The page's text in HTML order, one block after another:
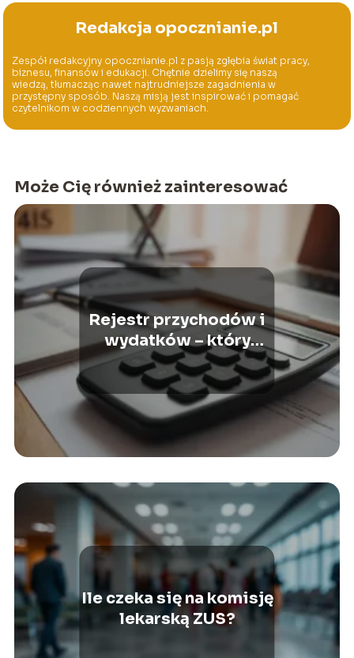
Redakcja opocznianie.pl
Zespół redakcyjny opocznianie.pl z pasją zgłębia świat pracy,
biznesu, finansów i edukacji. Chętnie dzielimy się naszą
wiedzą, tłumacząc nawet najtrudniejsze zagadnienia w
przystępny sposób. Naszą misją jest inspirować i pomagać
czytelnikom w codziennych wyzwaniach.
Może Cię również zainteresować
Rejestr przychodów i
wydatków – który
podatek?
Ile czeka się na komisję
lekarską ZUS?